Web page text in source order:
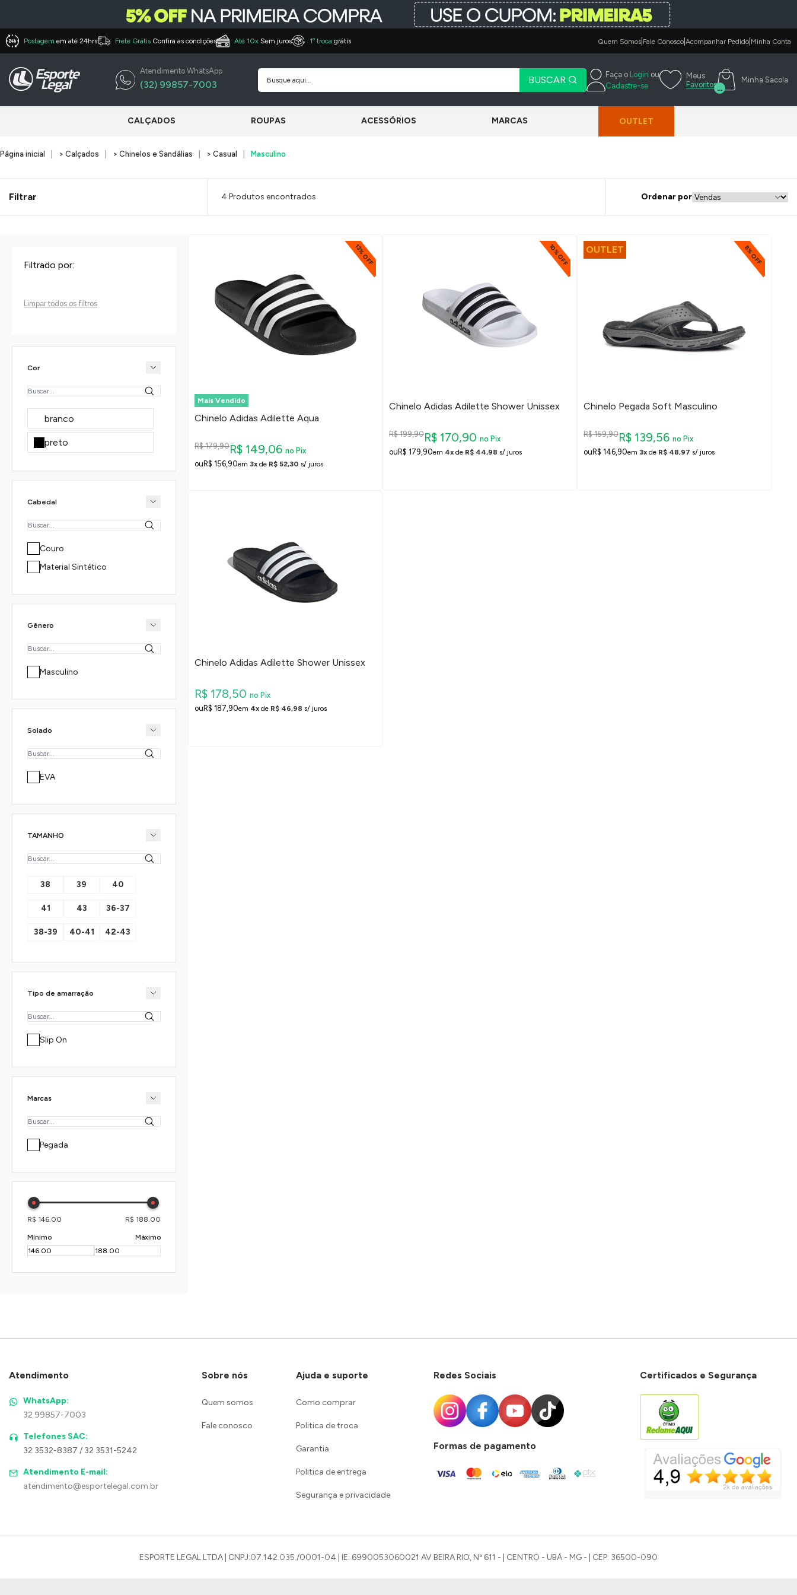
Postagem em até 24hrs Frete Grátis Confira as condições Até 10x Sem juros 1º troca grátis Quem Somos Fale Conosco Acompanhar Pedido Minha Conta
Atendimento WhatsApp
(32) 99857-7003 BUSCAR Faça o Login ou
Cadastre-se
Meus
Favoritos
Minha Sacola
...
CALÇADOS ROUPAS ACESSÓRIOS MARCAS OUTLET
Página inicial > Calçados > Chinelos e Sandálias > Casual Masculino
Filtrar 4 Produtos encontrados Ordenar por
Filtrado por:
Limpar todos os filtros
Cor
branco
preto
Cabedal
Couro
Material Sintético
Gênero
Masculino
Solado
EVA
TAMANHO
38 39 40
41 43 36-37
38-39 40-41 42-43
Tipo de amarração
Slip On
Marcas
Pegada
R$ 146.00 R$ 188.00
Mínimo Máximo
13% OFF
Mais Vendido
Chinelo Adidas Adilette Aqua
R$ 179,90R$ 149,06 no Pix
R$ 156,90em 3x de R$ 52,30 s/ juros
10% OFF
Chinelo Adidas Adilette Shower Unissex
R$ 199,90R$ 170,90 no Pix
R$ 179,90em 4xde R$ 44,98 s/ juros
OUTLET 8% OFF
Chinelo Pegada Soft Masculino
R$ 159,90R$ 139,56 no Pix
R$ 146,90em 3xde R$ 48,97 s/ juros
Chinelo Adidas Adilette Shower Unissex
R$ 178,50 no Pix
R$ 187,90em 4x de R$ 46,98 s/ juros
Atendimento
WhatsApp:
32 99857-7003
Telefones SAC:
32 3532-8387 / 32 3531-5242
Atendimento E-mail:
atendimento@esportelegal.com.br
Sobre nós
Quem somos
Fale conosco
Ajuda e suporte
Como comprar
Politica de troca
Garantia
Politica de entrega
Segurança e privacidade
Redes Sociais
Formas de pagamento
Certificados e Segurança
ESPORTE LEGAL LTDA | CNPJ:07.142.035./0001-04 | IE: 6990053060021 AV BEIRA RIO, Nº 611 - | CENTRO - UBÁ - MG - | CEP: 36500-090